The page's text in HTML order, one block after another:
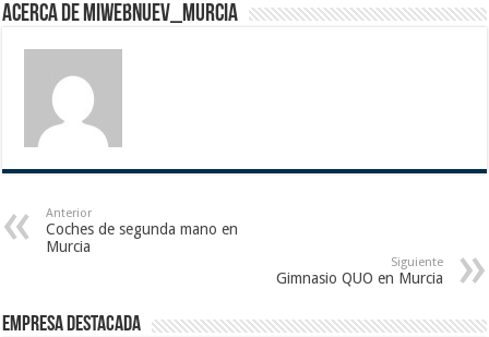
Acerca de miwebnuev_murcia
Anterior
Coches de segunda mano en
Murcia
Siguiente
Gimnasio QUO en Murcia
Empresa destacada